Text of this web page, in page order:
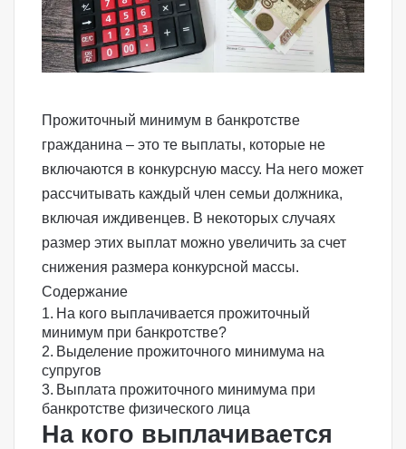
Прожиточный минимум в банкротстве
гражданина – это те выплаты, которые не
включаются в конкурсную массу. На него может
рассчитывать каждый член семьи должника,
включая иждивенцев. В некоторых случаях
размер этих выплат можно увеличить за счет
снижения размера конкурсной массы.
Содержание
На кого выплачивается прожиточный
минимум при банкротстве?
Выделение прожиточного минимума на
супругов
Выплата прожиточного минимума при
банкротстве физического лица
На кого выплачивается